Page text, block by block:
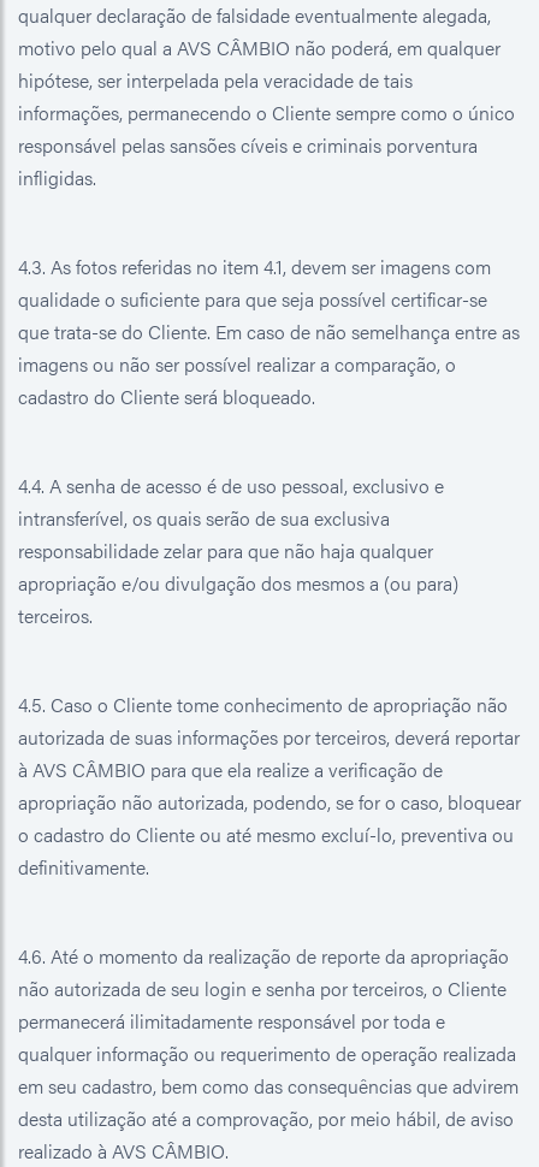
qualquer declaração de falsidade eventualmente alegada,
motivo pelo qual a AVS CÂMBIO não poderá, em qualquer
hipótese, ser interpelada pela veracidade de tais
informações, permanecendo o Cliente sempre como o único
responsável pelas sansões cíveis e criminais porventura
infligidas.
4.3. As fotos referidas no item 4.1, devem ser imagens com
qualidade o suficiente para que seja possível certificar-se
que trata-se do Cliente. Em caso de não semelhança entre as
imagens ou não ser possível realizar a comparação, o
cadastro do Cliente será bloqueado.
4.4. A senha de acesso é de uso pessoal, exclusivo e
intransferível, os quais serão de sua exclusiva
responsabilidade zelar para que não haja qualquer
apropriação e/ou divulgação dos mesmos a (ou para)
terceiros.
4.5. Caso o Cliente tome conhecimento de apropriação não
autorizada de suas informações por terceiros, deverá reportar
à AVS CÂMBIO para que ela realize a verificação de
apropriação não autorizada, podendo, se for o caso, bloquear
o cadastro do Cliente ou até mesmo excluí-lo, preventiva ou
definitivamente.
4.6. Até o momento da realização de reporte da apropriação
não autorizada de seu login e senha por terceiros, o Cliente
permanecerá ilimitadamente responsável por toda e
qualquer informação ou requerimento de operação realizada
em seu cadastro, bem como das consequências que advirem
desta utilização até a comprovação, por meio hábil, de aviso
realizado à AVS CÂMBIO.